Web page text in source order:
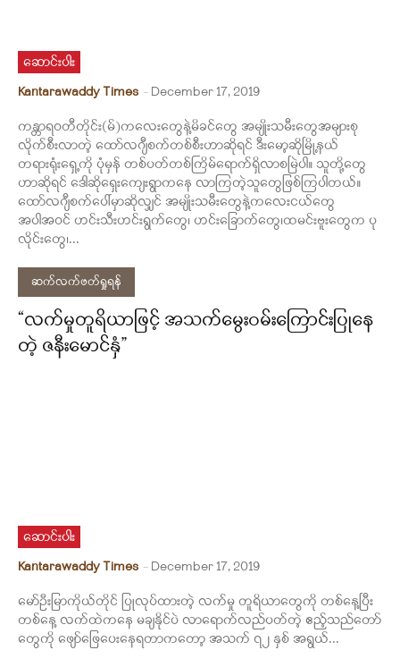
ဆောင်းပါး
Kantarawaddy Times - December 17, 2019
ကန္တာရဝတီတိုင်း(မ်)ကလေးတွေနဲ့မိခင်တွေ အမျိုးသမီးတွေအများစု
လိုက်စီးလာတဲ့ ထော်လဂျီစက်တစ်စီးဟာဆိုရင် ဒီးမော့ဆိုမြို့နယ်
တရားရုံးရှေ့ကို ပုံမှန် တစ်ပတ်တစ်ကြိမ်ရောက်ရှိလာစမြဲပါ။ သူတို့တွေ
ဟာဆိုရင် ဒေါဆိုရှေးကျေးရွာကနေ လာကြတဲ့သူတွေဖြစ်ကြပါတယ်။
ထော်လဂျီစက်ပေါ်မှာဆိုလျှင် အမျိုးသမီးတွေနဲ့ကလေးငယ်တွေ
အပါအဝင် ဟင်းသီးဟင်းရွက်တွေ၊ ဟင်းခြောက်တွေ၊ထမင်းဗူးတွေက ပု
လိုင်းတွေ၊...
ဆက်လက်ဖတ်ရှုရန်
“လက်မှုတူရိယာဖြင့် အသက်မွေးဝမ်းကြောင်းပြုနေ
တဲ့ ဇနီးမောင်နှံ”
ဆောင်းပါး
Kantarawaddy Times - December 17, 2019
မော်ဦးမြာကိုယ်တိုင် ပြုလုပ်ထားတဲ့ လက်မှု တူရိယာတွေကို တစ်နေ့ပြီး
တစ်နေ့ လက်ထဲကနေ မချနိုင်ပဲ လာရောက်လည်ပတ်တဲ့ ဧည့်သည်တော်
တွေကို ဖျော်ဖြေပေးနေရတာကတော့ အသက် ၇၂ နှစ် အရွယ်...